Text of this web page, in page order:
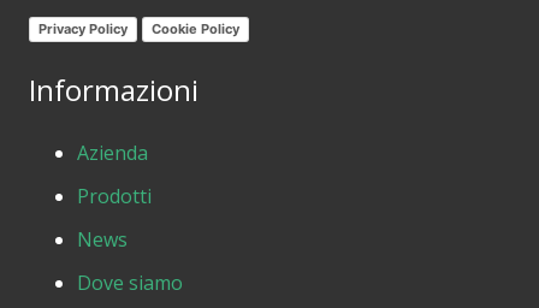
Privacy Policy Cookie Policy
Informazioni
Azienda
Prodotti
News
Dove siamo